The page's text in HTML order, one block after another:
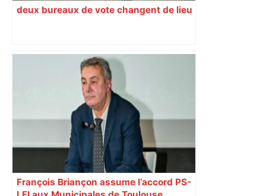
deux bureaux de vote changent de lieu
François Briançon assume l’accord PS-